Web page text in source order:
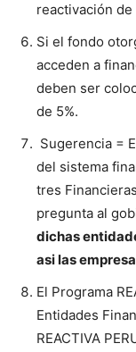
reactivación de
Si el fondo
acceden a
deben ser
de 5%.
Sugerencia =
del sistema
tres
pregunta al
dichas
asi las
El Programa
Entidades
REACTIVA